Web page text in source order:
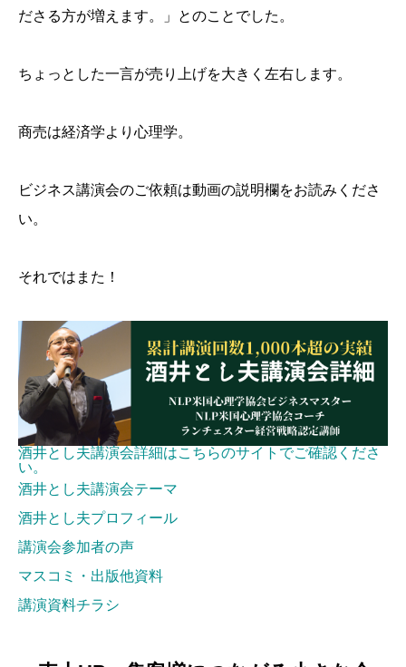
ださる方が増えます。」とのことでした。
ちょっとした一言が売り上げを大きく左右します。
商売は経済学より心理学。
ビジネス講演会のご依頼は動画の説明欄をお読みくださ
い。
それではまた！
酒井とし夫講演会詳細はこちらのサイトでご確認くださ
い。
酒井とし夫講演会テーマ
酒井とし夫プロフィール
講演会参加者の声
マスコミ・出版他資料
講演資料チラシ